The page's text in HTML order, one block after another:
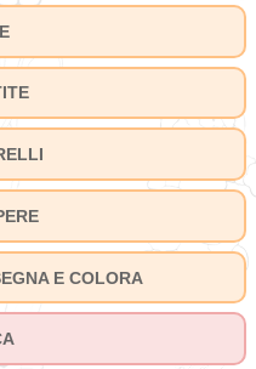
E COLORA